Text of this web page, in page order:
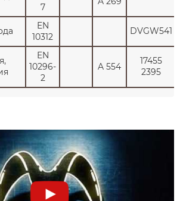
7
EN
10312
DVGW541
EN
10296-
2
A 554
17455
2395